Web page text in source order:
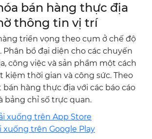
bán hàng thực địa
thông tin vị trí
triển vọng theo cụm ở chế độ
Phân bổ đại diện cho các chuyến
công việc và sản phẩm một cách
kiệm thời gian và công sức. Theo
bán hàng thực địa với các báo cáo
bảng chỉ số trực quan.
xuống trên App Store
xuống trên Google Play